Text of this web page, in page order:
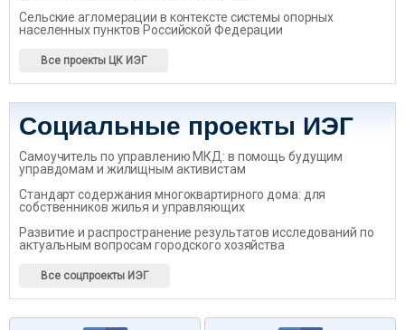
Сельские агломерации в контексте системы опорных
населенных пунктов Российской Федерации
Все проекты ЦК ИЭГ
Социальные проекты ИЭГ
Самоучитель по управлению МКД: в помощь будущим
управдомам и жилищным активистам
Стандарт содержания многоквартирного дома: для
собственников жилья и управляющих
Развитие и распространение результатов исследований по
актуальным вопросам городского хозяйства
Все соцпроекты ИЭГ